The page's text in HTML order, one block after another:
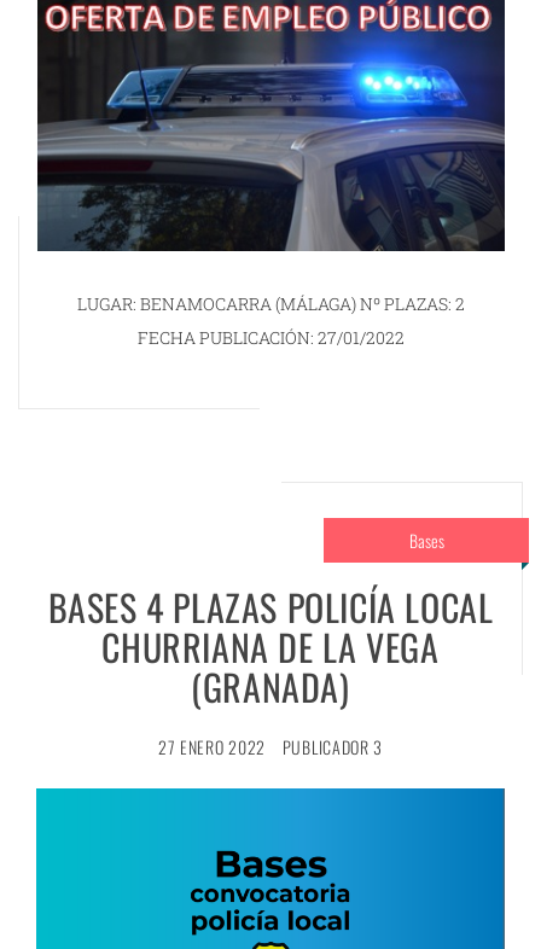
LUGAR: BENAMOCARRA (MÁLAGA) Nº PLAZAS: 2
FECHA PUBLICACIÓN: 27/01/2022
Bases
BASES 4 PLAZAS POLICÍA LOCAL
CHURRIANA DE LA VEGA
(GRANADA)
27 ENERO 2022 PUBLICADOR 3